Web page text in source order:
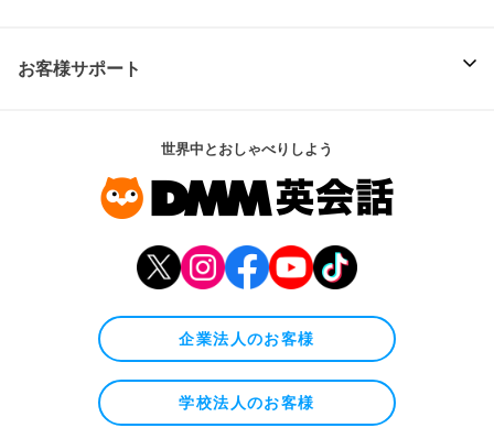
お客様サポート
世界中とおしゃべりしよう
企業法人のお客様
学校法人のお客様